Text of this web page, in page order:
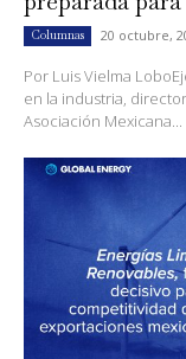
Columnas 20 octubre,
Por Luis Vielma
en la industria,
Asociación Mexicana...